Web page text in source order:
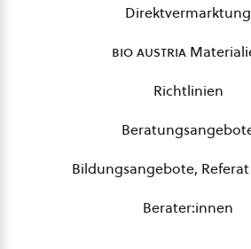
Direktvermarktung
bio austria
Richtlinien
Bildungsangebote,
Berater:innen